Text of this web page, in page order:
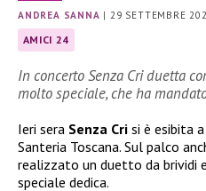
ANDREA SANNA |29 SETTEMBRE
AMICI 24
In concerto Senza Cri duetta
molto speciale, che ha
Ieri sera Senza Cri si è esibita
Santeria Toscana. Sul palco
realizzato un duetto da brividi
speciale dedica.